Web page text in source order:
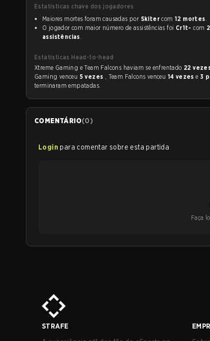
Estatísticas chave dos jogadores
Maiores mortes foram causadas por Skitercom 12 mortes.
O jogador com maior número de assistências foi Cr1t- com
assistências.
Estatísticas Head-to-head
Xtreme Gaming e Team Falcons haviam se enfrentado 22
Gaming venceu 5 vezes , Team Falcons venceu 14 vezese 3
terminaram empatadas.
COMENTÁRIO(0)
Login para comentar sobre esta partida
Faça
STRAFE